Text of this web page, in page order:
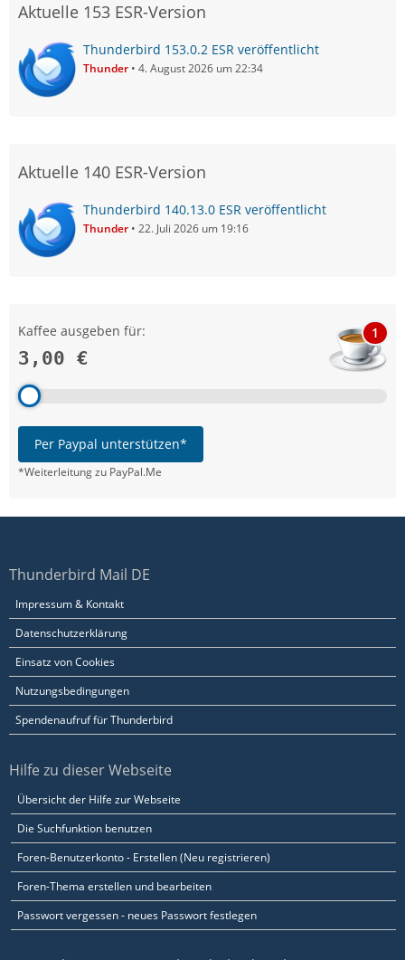
Aktuelle 153 ESR-Version
Thunderbird 153.0.2 ESR veröffentlicht
Thunder 4. August 2026 um 22:34
Aktuelle 140 ESR-Version
Thunderbird 140.13.0 ESR veröffentlicht
Thunder 22. Juli 2026 um 19:16
Kaffee ausgeben für:
3,00 €
1
Per Paypal unterstützen*
*Weiterleitung zu PayPal.Me
Thunderbird Mail DE
Impressum & Kontakt
Datenschutzerklärung
Einsatz von Cookies
Nutzungsbedingungen
Spendenaufruf für Thunderbird
Hilfe zu dieser Webseite
Übersicht der Hilfe zur Webseite
Die Suchfunktion benutzen
Foren-Benutzerkonto - Erstellen (Neu registrieren)
Foren-Thema erstellen und bearbeiten
Passwort vergessen - neues Passwort festlegen